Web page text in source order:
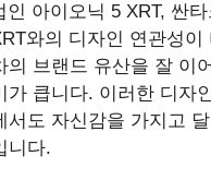
인 아이오닉 5 XRT, 싼
와의 디자인 연관성이
의 브랜드 유산을 잘 이
가 큽니다. 이러한 디자
서도 자신감을 가지고
니다.